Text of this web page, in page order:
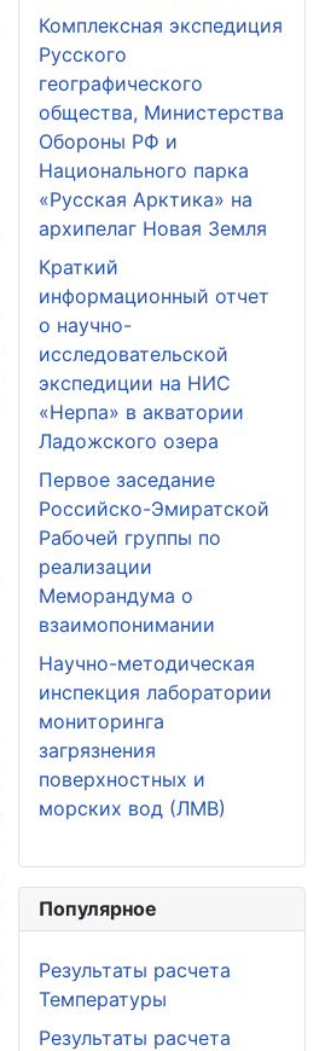
Комплексная экспедиция
Русского
географического
общества, Министерства
Обороны РФ и
Национального парка
«Русская Арктика» на
архипелаг Новая Земля
Краткий
информационный отчет
о научно-
исследовательской
экспедиции на НИС
«Нерпа» в акватории
Ладожского озера
Первое заседание
Российско-Эмиратской
Рабочей группы по
реализации
Меморандума о
взаимопонимании
Научно-методическая
инспекция лаборатории
мониторинга
загрязнения
поверхностных и
морских вод (ЛМВ)
Популярное
Результаты расчета
Температуры
Результаты расчета